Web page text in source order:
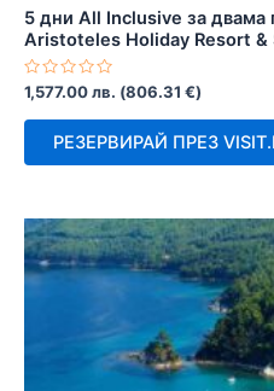
5 дни All Inclusive за двама
Aristoteles Holiday Resort &
Оценено
с
0
1,577.00лв. (806.31 €)
РЕЗЕРВИРАЙ ПРЕЗ